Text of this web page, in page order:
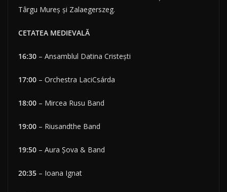
Târgu Mureș și Zalaegerszeg.
CETATEA MEDIEVALĂ
16:30 – Ansamblul Datina Cristești
17:00 – Orchestra LaciCsárda
18:00 – Mircea Rusu Band
19:00 – Riusandthe Band
19:50 – Aura Șova & Band
20:35 – Ioana Ignat